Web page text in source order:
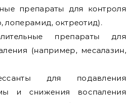
препараты для контроля
октреотид).
препараты для
(например, месалазин,
для подавления
и снижения воспаления